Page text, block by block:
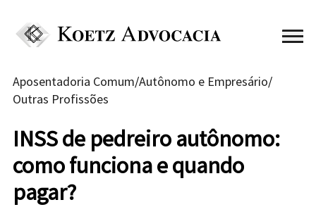
Aposentadoria Comum/Autônomo e Empresário/
Outras Profissões
INSS de pedreiro autônomo:
como funciona e quando
pagar?